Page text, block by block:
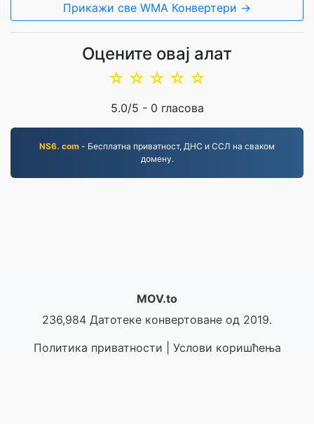
Прикажи све WMA Конвертери →
Оцените овај алат
☆
☆
☆
☆
☆
5.0/5 - 0 гласова
NS6. com - Бесплатна приватност, ДНС и ССЛ на сваком
домену.
MOV.to
236,984 Датотеке конвертоване од 2019.
Политика приватности
Услови коришћења